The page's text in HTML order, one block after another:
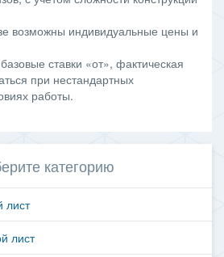
возможны индивидуальные цены и
ставки «от», фактическая
при нестандартных
работы.
категорию
лист
лист